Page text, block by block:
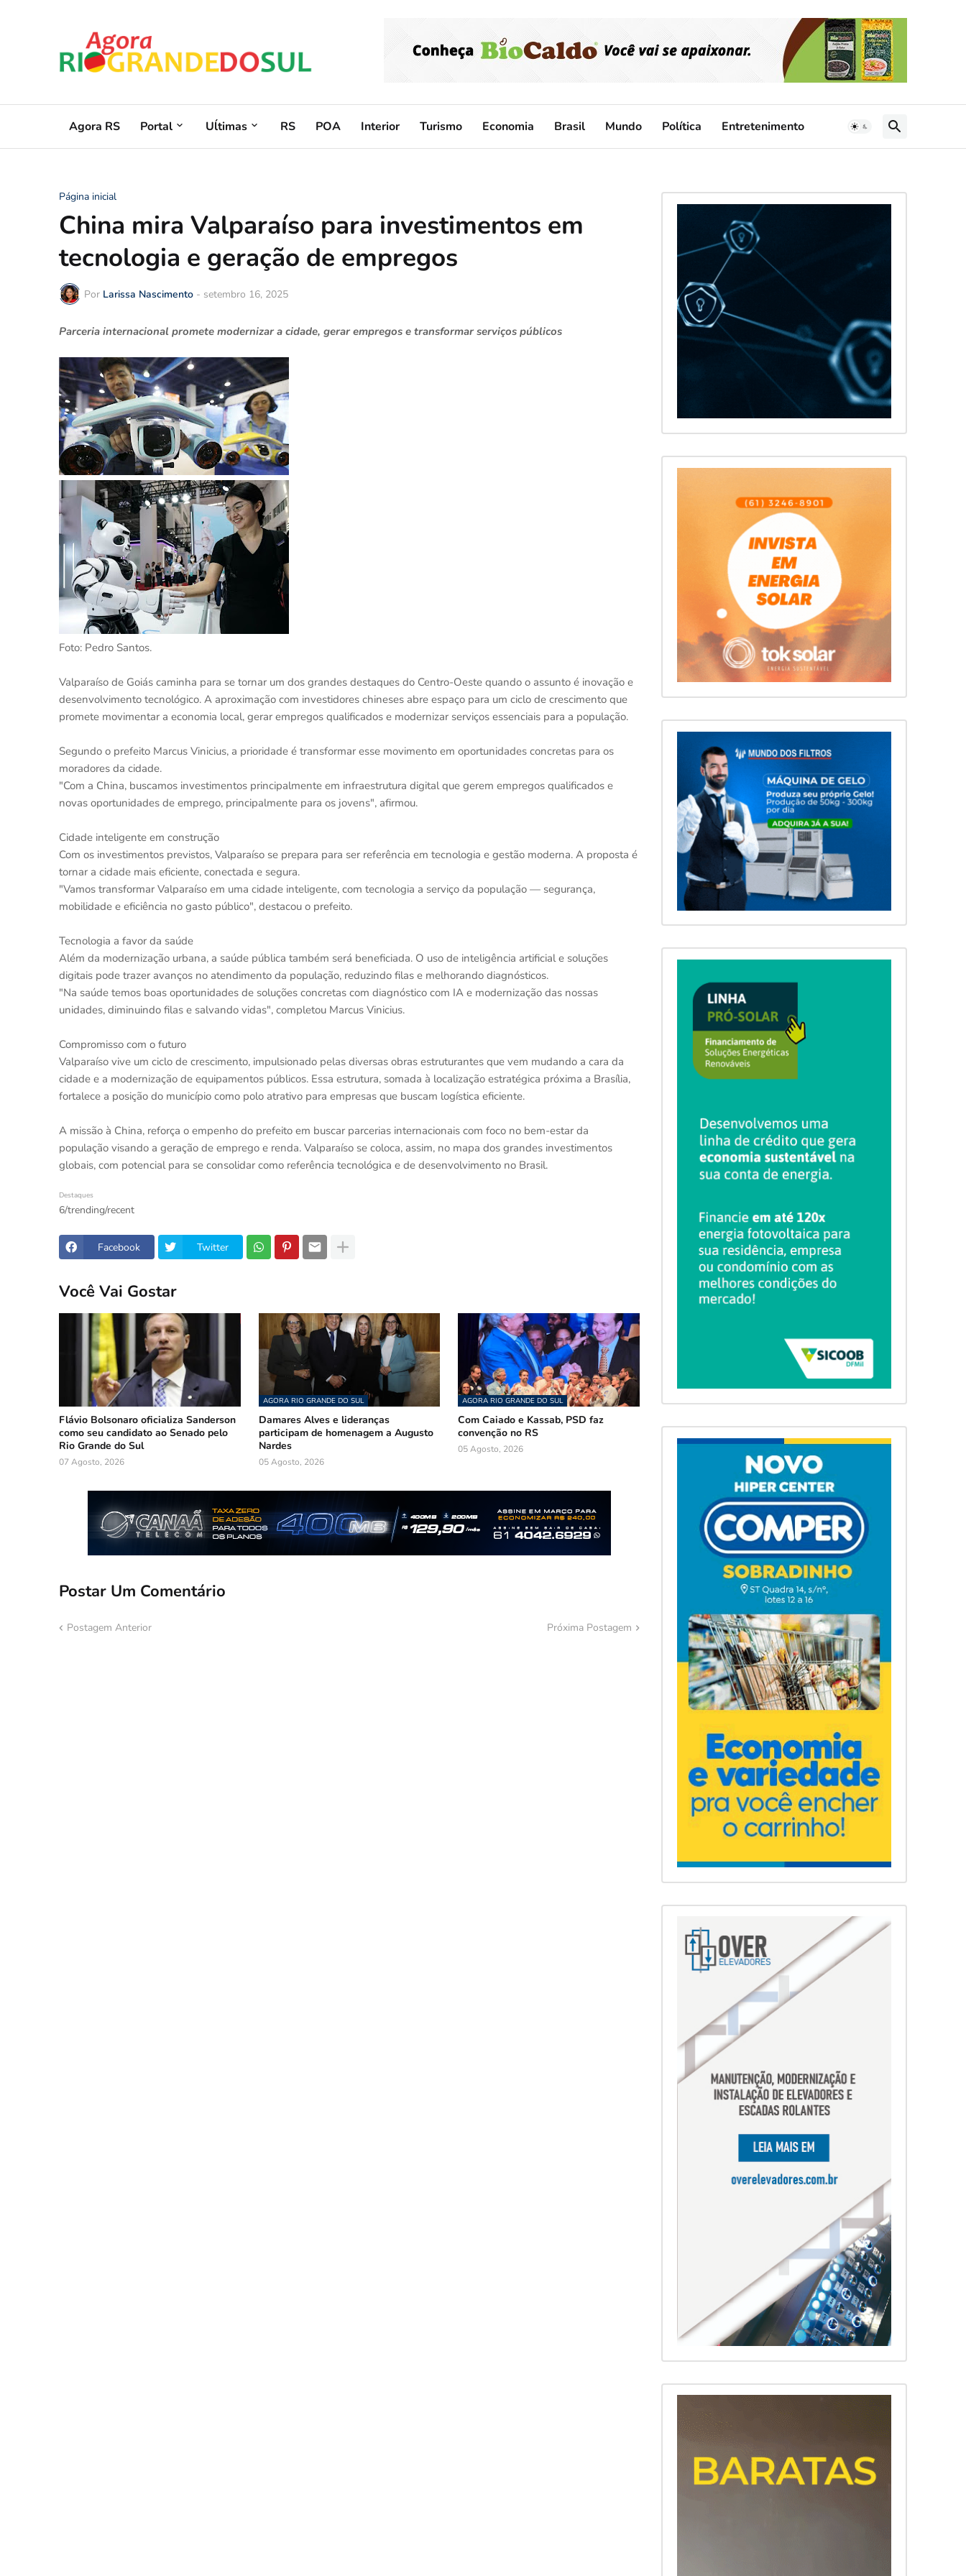
Agora RS Portal Uĺtimas RS POA Interior Turismo Economia Brasil Mundo Política Entretenimento
Página inicial
China mira Valparaíso para investimentos em
tecnologia e geração de empregos
Por Larissa Nascimento - setembro 16, 2025
Parceria internacional promete modernizar a cidade, gerar empregos e transformar serviços públicos
Foto: Pedro Santos.
Valparaíso de Goiás caminha para se tornar um dos grandes destaques do Centro-Oeste quando o assunto é inovação e
desenvolvimento tecnológico. A aproximação com investidores chineses abre espaço para um ciclo de crescimento que
promete movimentar a economia local, gerar empregos qualificados e modernizar serviços essenciais para a população.
Segundo o prefeito Marcus Vinicius, a prioridade é transformar esse movimento em oportunidades concretas para os
moradores da cidade.
"Com a China, buscamos investimentos principalmente em infraestrutura digital que gerem empregos qualificados e
novas oportunidades de emprego, principalmente para os jovens", afirmou.
Cidade inteligente em construção
Com os investimentos previstos, Valparaíso se prepara para ser referência em tecnologia e gestão moderna. A proposta é
tornar a cidade mais eficiente, conectada e segura.
"Vamos transformar Valparaíso em uma cidade inteligente, com tecnologia a serviço da população — segurança,
mobilidade e eficiência no gasto público", destacou o prefeito.
Tecnologia a favor da saúde
Além da modernização urbana, a saúde pública também será beneficiada. O uso de inteligência artificial e soluções
digitais pode trazer avanços no atendimento da população, reduzindo filas e melhorando diagnósticos.
"Na saúde temos boas oportunidades de soluções concretas com diagnóstico com IA e modernização das nossas
unidades, diminuindo filas e salvando vidas", completou Marcus Vinicius.
Compromisso com o futuro
Valparaíso vive um ciclo de crescimento, impulsionado pelas diversas obras estruturantes que vem mudando a cara da
cidade e a modernização de equipamentos públicos. Essa estrutura, somada à localização estratégica próxima a Brasília,
fortalece a posição do município como polo atrativo para empresas que buscam logística eficiente.
A missão à China, reforça o empenho do prefeito em buscar parcerias internacionais com foco no bem-estar da
população visando a geração de emprego e renda. Valparaíso se coloca, assim, no mapa dos grandes investimentos
globais, com potencial para se consolidar como referência tecnológica e de desenvolvimento no Brasil.
Destaques
6/trending/recent
Facebook Twitter
Você Vai Gostar
Flávio Bolsonaro oficializa Sanderson
como seu candidato ao Senado pelo
Rio Grande do Sul
07 Agosto, 2026
AGORA RIO GRANDE DO SUL
Damares Alves e lideranças
participam de homenagem a Augusto
Nardes
05 Agosto, 2026
AGORA RIO GRANDE DO SUL
Com Caiado e Kassab, PSD faz
convenção no RS
05 Agosto, 2026
Postar Um Comentário
Postagem Anterior Próxima Postagem